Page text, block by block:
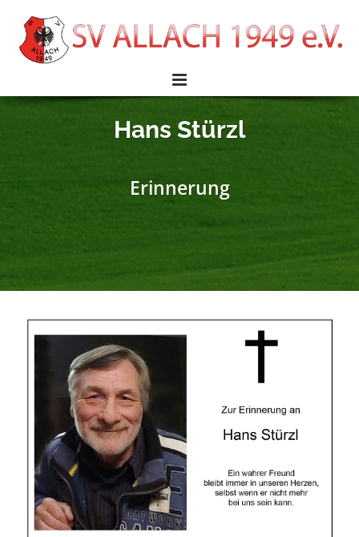
Hans Stürzl
Erinnerung